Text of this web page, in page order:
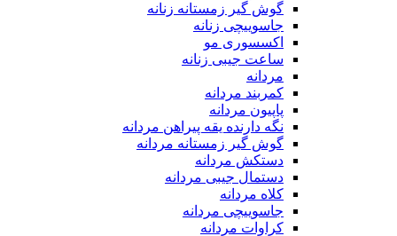
گوش گیر زمستانه زنانه
جاسوییچی زنانه
اکسسوری مو
ساعت جیبی زنانه
مردانه
کمربند مردانه
پاپیون مردانه
نگه دارنده یقه پیراهن مردانه
گوش گیر زمستانه مردانه
دستکش مردانه
دستمال جیبی مردانه
کلاه مردانه
جاسوییچی مردانه
کراوات مردانه